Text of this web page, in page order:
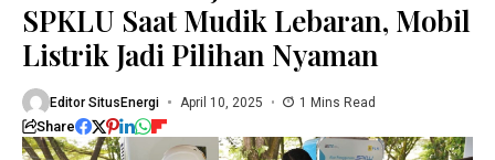
SPKLU Saat Mudik Lebaran, Mobil
Listrik Jadi Pilihan Nyaman
Editor SitusEnergi April 10, 2025 1 Mins Read
Share